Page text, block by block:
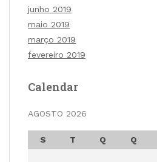
junho 2019
maio 2019
março 2019
fevereiro 2019
Calendar
AGOSTO 2026
S T Q Q